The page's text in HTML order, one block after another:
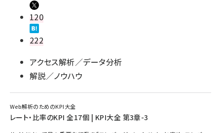
120
222
アクセス解析／データ分析
解説／ノウハウ
Web解析のためのKPI大全
レート・比率のKPI 全17個 | KPI大全 第3章-3